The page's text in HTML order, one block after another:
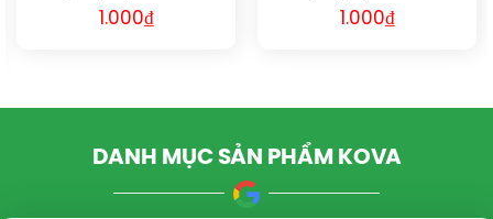
RAFLOOR GUARD RAL
1.000₫
RAFLOOR GUARD RAL
7035
1.000₫
DANH MỤC SẢN PHẨM KOVA